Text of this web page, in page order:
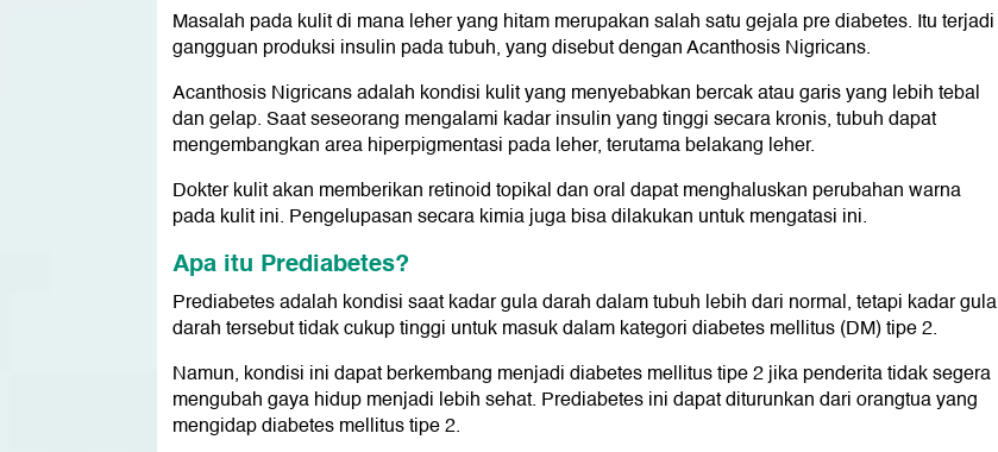
Masalah pada kulit di mana leher yang hitam merupakan salah satu gejala pre diabetes. Itu terjadi
gangguan produksi insulin pada tubuh, yang disebut dengan Acanthosis Nigricans.
Acanthosis Nigricans adalah kondisi kulit yang menyebabkan bercak atau garis yang lebih tebal
dan gelap. Saat seseorang mengalami kadar insulin yang tinggi secara kronis, tubuh dapat
mengembangkan area hiperpigmentasi pada leher, terutama belakang leher.
Dokter kulit akan memberikan retinoid topikal dan oral dapat menghaluskan perubahan warna
pada kulit ini. Pengelupasan secara kimia juga bisa dilakukan untuk mengatasi ini.
Apa itu Prediabetes?
Prediabetes adalah kondisi saat kadar gula darah dalam tubuh lebih dari normal, tetapi kadar gula
darah tersebut tidak cukup tinggi untuk masuk dalam kategori diabetes mellitus (DM) tipe 2.
Namun, kondisi ini dapat berkembang menjadi diabetes mellitus tipe 2 jika penderita tidak segera
mengubah gaya hidup menjadi lebih sehat. Prediabetes ini dapat diturunkan dari orangtua yang
mengidap diabetes mellitus tipe 2.